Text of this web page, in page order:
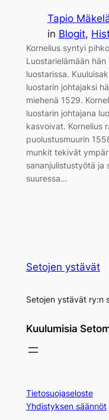
Tapio
in Blogit,
Kornelius syntyi
Luostarielämään
luostarissa.
luostarin johtajaksi
miehenä 1529.
luostarin johtajana
kasvoivat. Kornelius
puolustusmuurin
munkit tekivät
sananjulistustyötä ja
suuressa…
Setojen ystävät
Setojen ystävät ry:n
Kuulumisia
Tietosuojaseloste
Yhdistyksen säännöt